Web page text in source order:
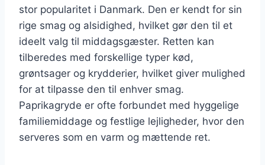
stor popularitet i Danmark. Den er kendt for sin
rige smag og alsidighed, hvilket gør den til et
ideelt valg til middagsgæster. Retten kan
tilberedes med forskellige typer kød,
grøntsager og krydderier, hvilket giver mulighed
for at tilpasse den til enhver smag.
Paprikagryde er ofte forbundet med hyggelige
familiemiddage og festlige lejligheder, hvor den
serveres som en varm og mættende ret.